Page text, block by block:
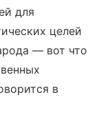
для
целей
— вот что
в